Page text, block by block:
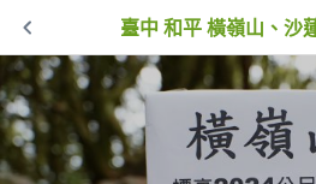
臺中 和平 橫嶺山、沙